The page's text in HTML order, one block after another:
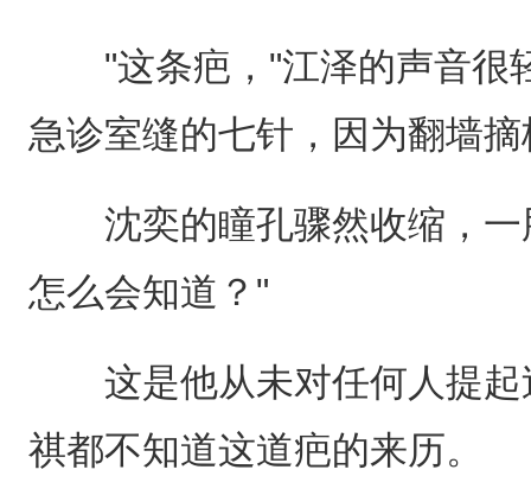
"这条疤，"江泽的声音很
急诊室缝的七针，因为翻墙
沈奕的瞳孔骤然收缩，一
怎么会知道？"
这是他从未对任何人提起
祺都不知道这道疤的来历。